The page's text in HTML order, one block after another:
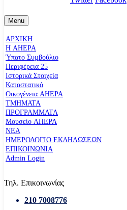
Menu
ΑΡΧΙΚΗ
Η AHEPA
Ύπατο Συµβούλιο
Περιφέρεια 25
Ιστορικά Στοιχεία
Καταστατικό
Οικογένεια AHEPA
ΤΜΗΜΑΤΑ
ΠΡΟΓΡΑΜΜΑΤΑ
Μουσείο AHEPA
ΝΕΑ
ΗΜΕΡΟΛΟΓΙΟ ΕΚΔΗΛΩΣΕΩΝ
ΕΠΙΚΟΙΝΩΝΙΑ
Admin Login
Τηλ. Επικοινωνίας
210 7008776